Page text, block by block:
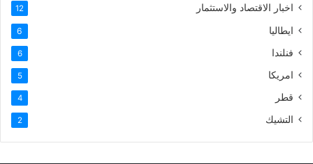
اخبار الاقتصاد والاستثمار 12
ايطاليا 6
فنلندا 6
امريكا 5
قطر 4
التشيك 2